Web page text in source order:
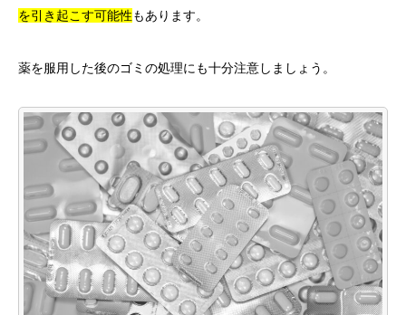
を引き起こす可能性もあります。
薬を服用した後のゴミの処理にも十分注意しましょう。